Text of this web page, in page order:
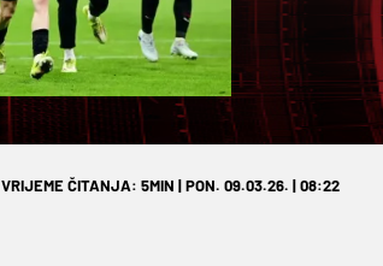
VRIJEME ČITANJA: 5MIN | PON. 09.03.26. | 08:22